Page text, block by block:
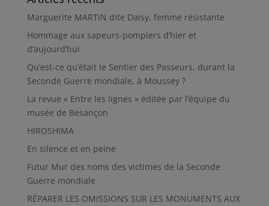
Marguerite MARTIN dite Daisy, femme résistante
Hommage aux sapeurs-pompiers d’hier et
d’aujourd’hui
Qu’est-ce qu’était le Sentier des Passeurs, durant la
Seconde Guerre mondiale, à Moussey ?
La revue « Entre les lignes » éditée par l’équipe du
musée de Besançon
HIROSHIMA
En silence et en peine
Futur Mur des noms des victimes de la Seconde
Guerre mondiale
RÉPARER LES OMISSIONS SUR LES MONUMENTS AUX